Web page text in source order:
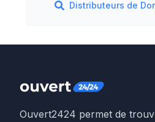
Distributeurs de
Ouvert2424 permet de